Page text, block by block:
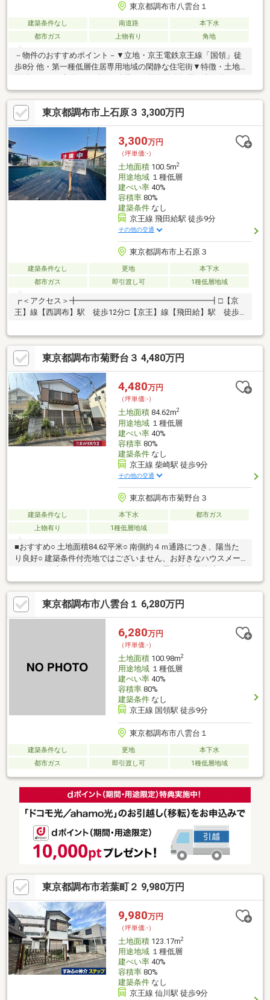
東京都調布市八雲台１
建築条件なし 南道路
本下水
都市ガス
上物有り 角地
－物件のおすすめポイント－▼立地・京王電鉄京王線「国領」徒
歩8分 他・第一種低層住居専用地域の閑静な住宅街▼特徴・土地
3.7m・西側約6m、ともに公道・建築条件付宅地販売ではありませ
ん・都市ガスに対応・現況古家あり、詳細はお問い合わせくださ
い▼周辺環境・八雲台公園 徒歩2分(約130m)・まいばすけっと調
布八雲台1丁目店 徒歩4分(約320m)・調布市立八雲台小学校 徒歩5
分(約370m)■ ご希望の住まい探しをお手伝いします ━━━━━物
件の詳細・ご相談はお気軽にお問い合わせください。
東京都調布市上石原３ 3,300万円
3,300万円
（坪単価:-）
土地面積100.5m2
用途地域１種低層
建ぺい率40%
容積率80%
建築条件なし
京王線 飛田給駅 徒歩9分
その他の交通
東京都調布市上石原３
建築条件なし 更地
本下水
都市ガス
即引渡し可 1種低層地域
┏＜アクセス＞╋━━━━━━━━━━━━━━━━━┫□【京
王】線【西調布】駅 徒歩12分□【京王】線【飛田給】駅 徒歩9
╋━━━━━━━━━━━━━━━━━┫□市立第三小学
校・・・約450m（徒歩6分）□市立第五中学校・・・約365m（徒
歩5分)□セブンイレブン調布飛田給2丁目店・・・約460m（徒歩6
分）
東京都調布市菊野台３ 4,480万円
4,480万円
（坪単価:-）
土地面積84.62m2
用途地域１種低層
建ぺい率40%
容積率80%
建築条件なし
京王線 柴崎駅 徒歩9分
その他の交通
東京都調布市菊野台３
建築条件なし 本下水
都市ガス
上物有り
1種低層地域
■おすすめ○ 土地面積84.62平米○ 南側約４ｍ通路につき、陽当た
り良好○ 建築条件付売地ではございません、お好きなハウスメー
カー・工務店にて建築可能です○ 第一種低層住居専用地域につき
住環境良好○ 小学校まで徒歩3分、お子様の通学に安心です■アク
セス○ 京王線「柴崎」駅徒歩９分○ 京王線「つつじヶ丘」駅徒歩
14分43条但し書き
東京都調布市八雲台１ 6,280万円
6,280万円
（坪単価:-）
土地面積100.98m2
用途地域１種低層
建ぺい率40%
容積率80%
建築条件なし
京王線 国領駅 徒歩9分
東京都調布市八雲台１
建築条件なし 更地
本下水
都市ガス
即引渡し可 1種低層地域
東京都調布市若葉町２ 9,980万円
9,980万円
（坪単価:-）
土地面積123.17m2
用途地域１種低層
建ぺい率40%
容積率80%
建築条件なし
京王線 仙川駅 徒歩9分